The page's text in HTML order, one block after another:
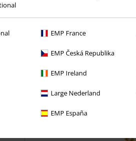
EMP France
EMP Česká Republika
EMP Ireland
Large Nederland
EMP España